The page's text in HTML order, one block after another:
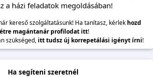
a házi feladatok megoldásában!
kereső szolgáltatásunk! Ha tanítasz, kérlek hozd
magántanár profilodat itt!
szükséged, itt tudsz új korrepetálási igényt írni!
Ha segíteni szeretnél